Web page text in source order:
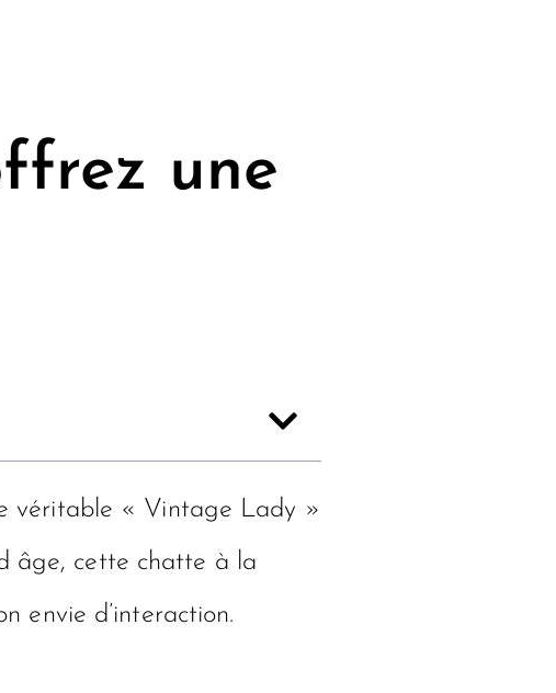
une
véritable « Vintage Lady »
âge, cette chatte à la
envie d’interaction.